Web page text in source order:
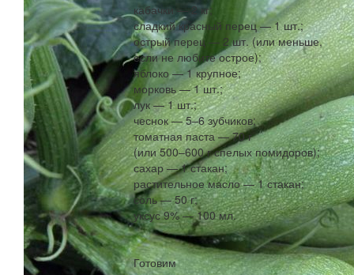
кабачки — 2 кг;
сладкий красный перец — 1 шт.;
острый перец — 2 шт. (или меньше,
если не любите острое);
яблоко — 1 крупное;
морковь — 1 шт.;
лук — 1 шт.;
чеснок — 5–6 зубчиков;
томатная паста — 70 г
(или 500–600 г спелых помидоров);
сахар — 1 стакан;
растительное масло — 1 стакан;
соль — 50 г;
уксус 9% — 100 мл.
Готовим